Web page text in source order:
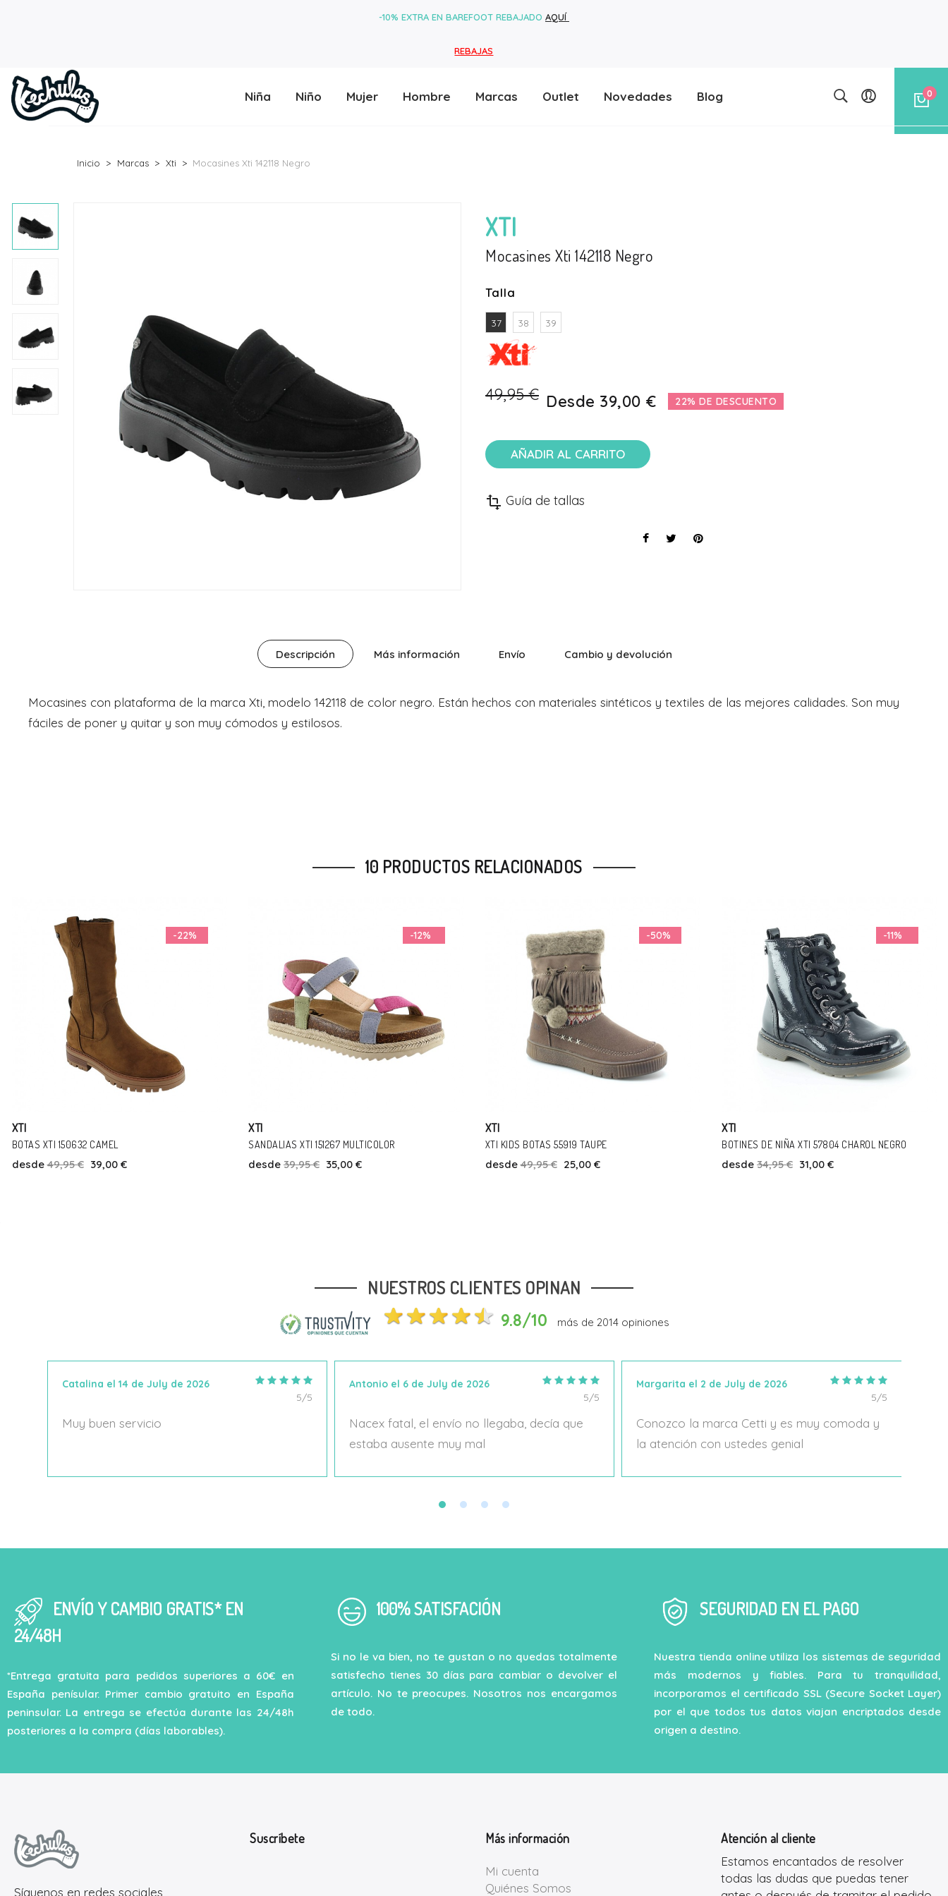
-10% EXTRA EN BAREFOOT REBAJADO AQUÍ
REBAJAS
Niña Niño Mujer Hombre Marcas Outlet Novedades Blog 0
Inicio Marcas Xti Mocasines Xti 142118 Negro
XTI
Mocasines Xti 142118 Negro
Talla
37 38 39
49,95 € Desde 39,00 € 22% DE DESCUENTO
AÑADIR AL CARRITO
transform Guía de tallas
Descripción Más información Envío Cambio y devolución
Mocasines con plataforma de la marca Xti, modelo 142118 de color negro. Están hechos con materiales sintéticos y textiles de las mejores calidades. Son muy
fáciles de poner y quitar y son muy cómodos y estilosos.
10 PRODUCTOS RELACIONADOS
-12%
XTI
SANDALIAS XTI 151267 MULTICOLOR
desde 39,95 € 35,00 €
-50%
Añadir Al Carrito
XTI
XTI KIDS BOTAS 55919 TAUPE
desde 49,95 € 25,00 €
-11%
XTI
BOTINES DE NIÑA XTI 57804 CHAROL NEGRO
desde 34,95 € 31,00 €
-30%
XTI
BOTINES XTI 56912 CAMEL
desde 39,95 € 28,00 €
NUESTROS CLIENTES OPINAN
9.8/10 más de 2014opiniones
Catalina el 14 de July de 2026
5/5
Muy buen servicio
Antonio el 6 de July de 2026
5/5
Nacex fatal, el envío no llegaba, decía que
estaba ausente muy mal
Margarita el 2 de July de 2026
5/5
Conozco la marca Cetti y es muy comoda y
la atención con ustedes genial
ENVÍO Y CAMBIO GRATIS* EN
24/48H
*Entrega gratuita para pedidos superiores a 60€ en
España penísular. Primer cambio gratuito en España
peninsular. La entrega se efectúa durante las 24/48h
posteriores a la compra (días laborables).
100% SATISFACIÓN
Si no le va bien, no te gustan o no quedas totalmente
satisfecho tienes 30 días para cambiar o devolver el
artículo. No te preocupes. Nosotros nos encargamos
de todo.
SEGURIDAD EN EL PAGO
Nuestra tienda online utiliza los sistemas de seguridad
más modernos y fiables. Para tu tranquilidad,
incorporamos el certificado SSL (Secure Socket Layer)
por el que todos tus datos viajan encriptados desde
origen a destino.
Síguenos en redes sociales
Suscríbete Más información
Mi cuenta
Quiénes Somos
Atención al cliente
Estamos encantados de resolver
todas las dudas que puedas tener